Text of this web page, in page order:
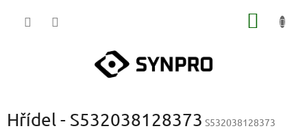
Hřídel - S532038128373 S532038128373